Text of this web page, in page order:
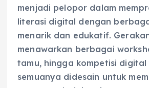
menjadi pelopor dalam
literasi digital dengan
menarik dan edukatif.
menawarkan berbagai
tamu, hingga kompetisi digital
semuanya didesain untuk